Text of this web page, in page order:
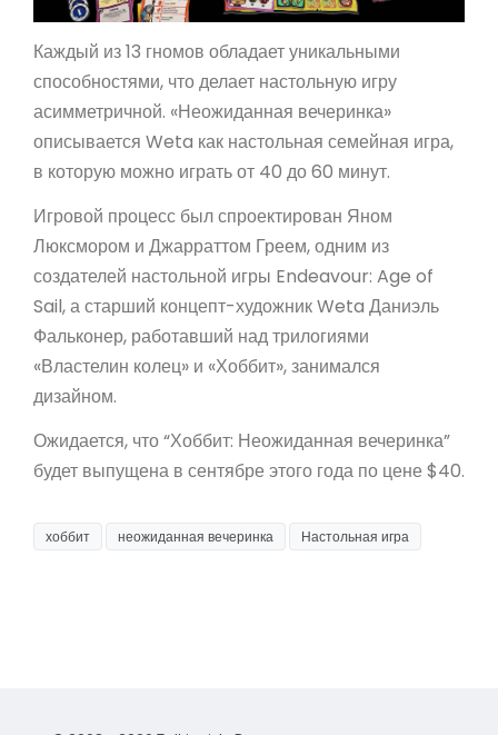
Каждый из 13 гномов обладает уникальными
способностями, что делает настольную игру
асимметричной. «Неожиданная вечеринка»
описывается Weta как настольная семейная игра,
в которую можно играть от 40 до 60 минут.
Игровой процесс был спроектирован Яном
Люксмором и Джарраттом Греем, одним из
создателей настольной игры Endeavour: Age of
Sail, а старший концепт-художник Weta Даниэль
Фальконер, работавший над трилогиями
«Властелин колец» и «Хоббит», занимался
дизайном.
Ожидается, что “Хоббит: Неожиданная вечеринка”
будет выпущена в сентябре этого года по цене $40.
хоббит неожиданная вечеринка Настольная игра